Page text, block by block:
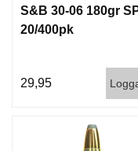
S&B 30-06 180gr
20/400pk
29,95
V
A
P
V